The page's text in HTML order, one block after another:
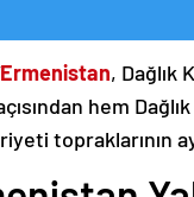
Ermenistan, Dağlık
hem
topraklarının